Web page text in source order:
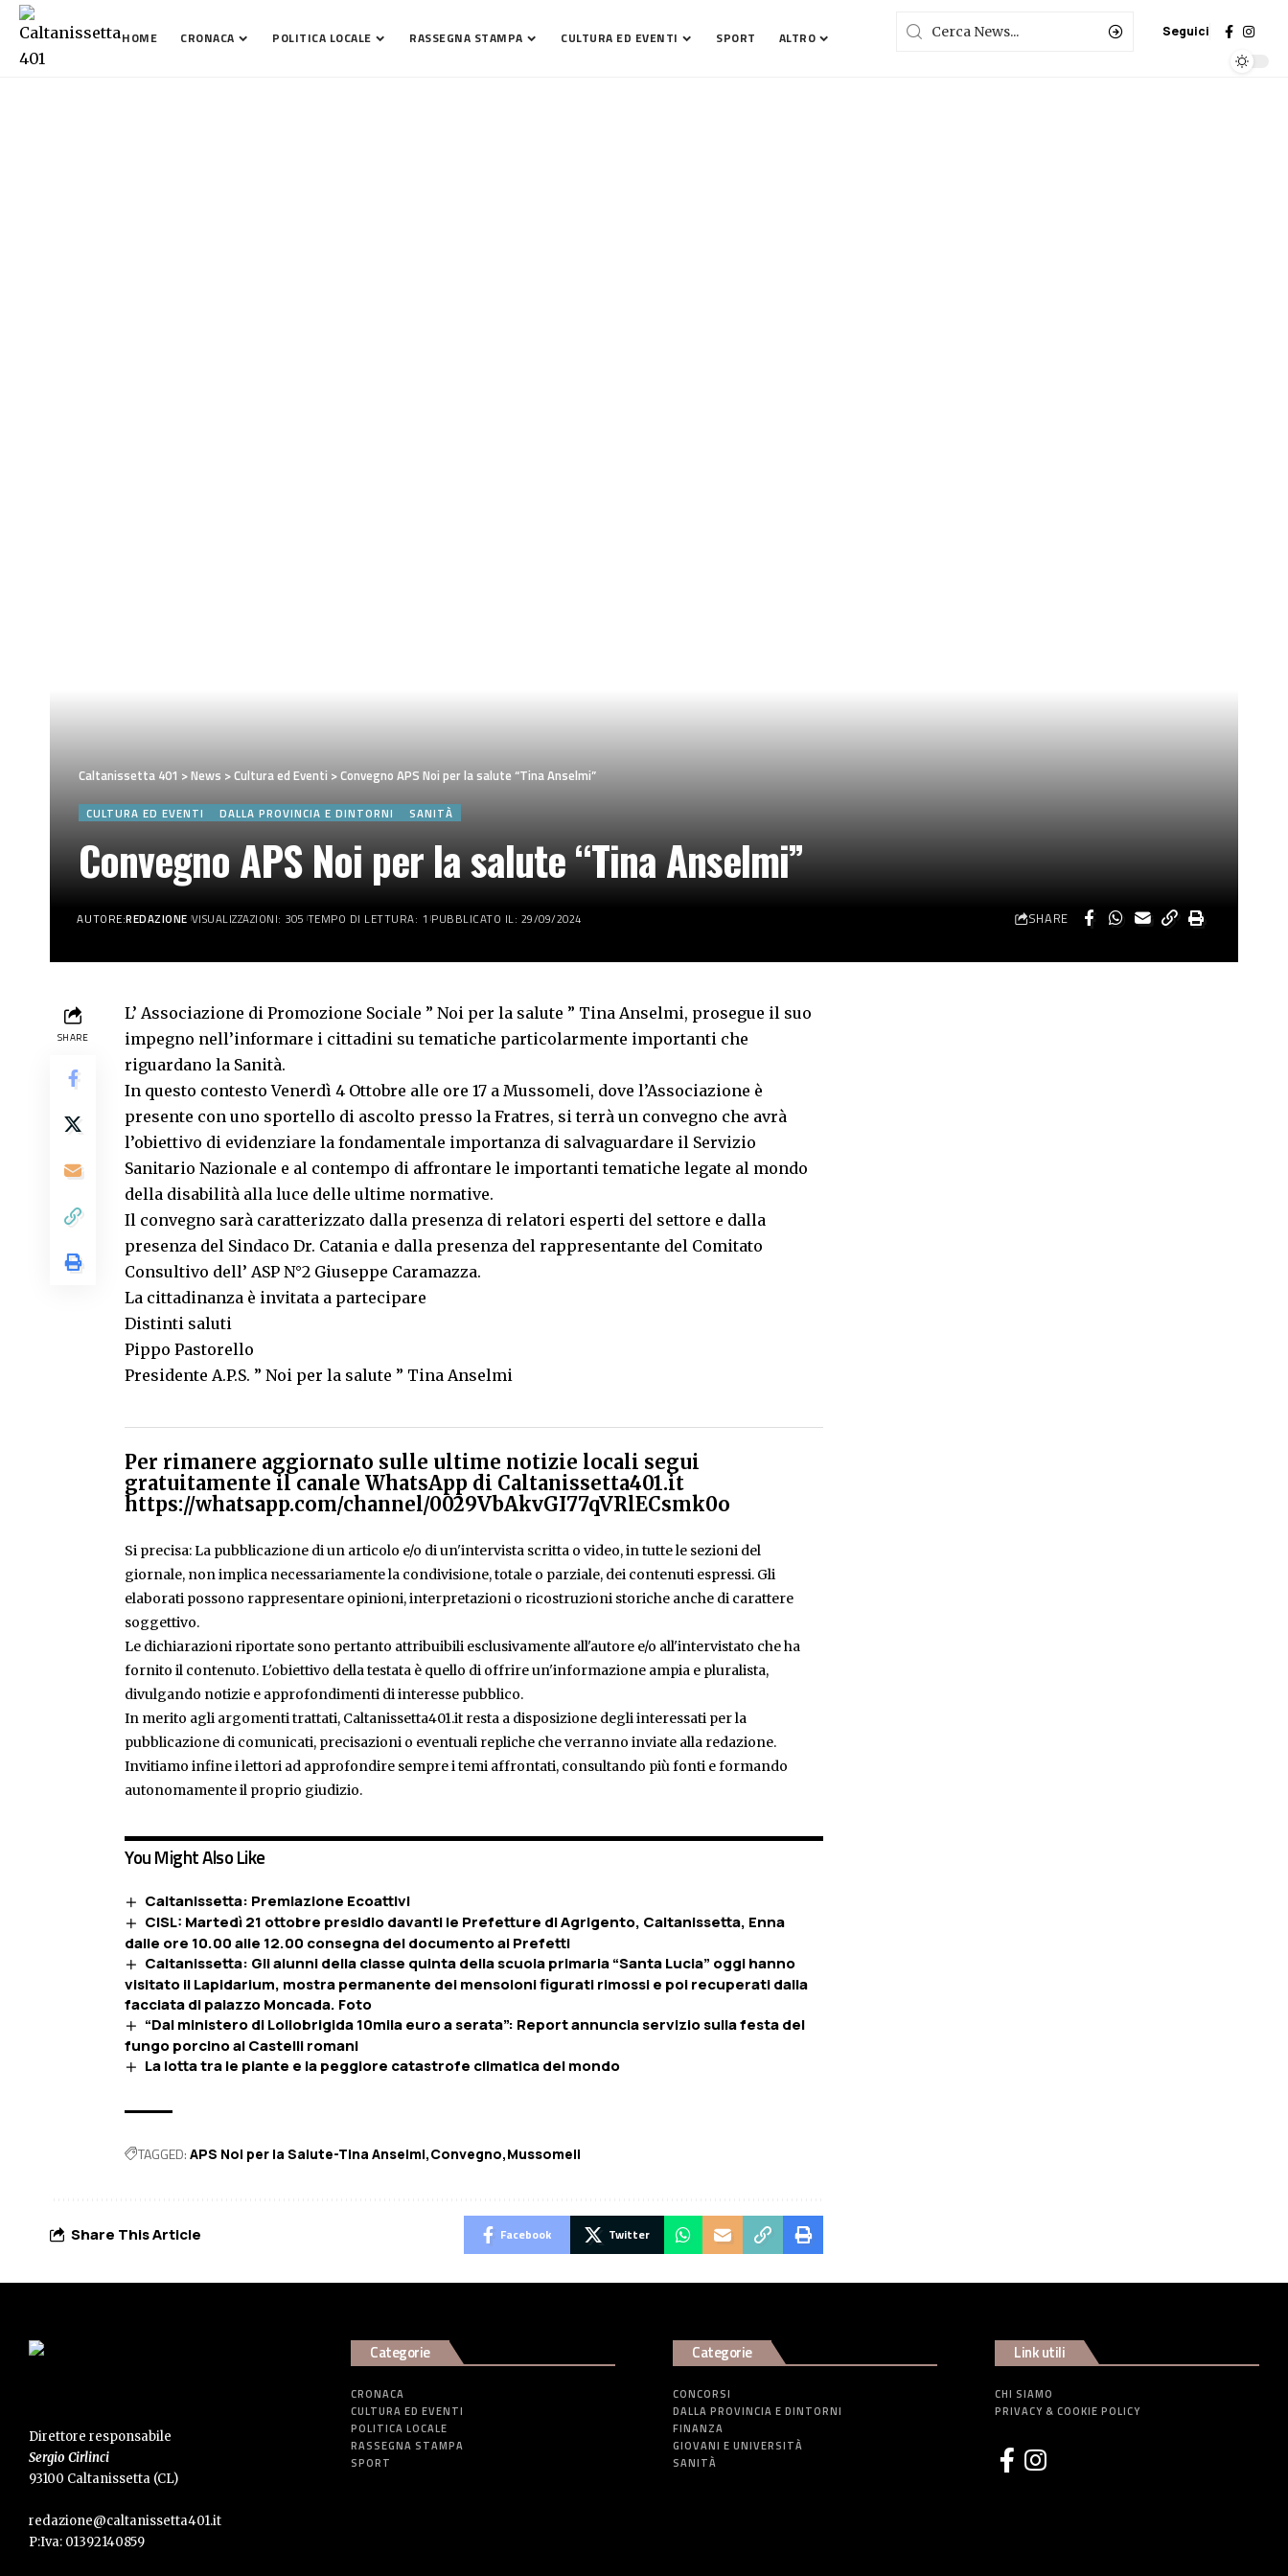
HOME CRONACA POLITICA LOCALE RASSEGNA STAMPA CULTURA ED EVENTI SPORT ALTRO Seguici
Caltanissetta 401 >News >Cultura ed Eventi >Convegno APS Noi per la salute “Tina Anselmi”
CULTURA ED EVENTI DALLA PROVINCIA E DINTORNI SANITÀ
Convegno APS Noi per la salute “Tina Anselmi”
AUTORE:REDAZIONE VISUALIZZAZIONI: 305 TEMPO DI LETTURA: 1 PUBBLICATO IL: 29/09/2024 SHARE
SHARE
L’ Associazione di Promozione Sociale ” Noi per la salute ” Tina Anselmi, prosegue il suo
impegno nell’informare i cittadini su tematiche particolarmente importanti che
riguardano la Sanità.
In questo contesto Venerdì 4 Ottobre alle ore 17 a Mussomeli, dove l’Associazione è
presente con uno sportello di ascolto presso la Fratres, si terrà un convegno che avrà
l’obiettivo di evidenziare la fondamentale importanza di salvaguardare il Servizio
Sanitario Nazionale e al contempo di affrontare le importanti tematiche legate al mondo
della disabilità alla luce delle ultime normative.
Il convegno sarà caratterizzato dalla presenza di relatori esperti del settore e dalla
presenza del Sindaco Dr. Catania e dalla presenza del rappresentante del Comitato
Consultivo dell’ ASP N°2 Giuseppe Caramazza.
La cittadinanza è invitata a partecipare
Distinti saluti
Pippo Pastorello
Presidente A.P.S. ” Noi per la salute ” Tina Anselmi
Per rimanere aggiornato sulle ultime notizie locali segui
gratuitamente il canale WhatsApp di Caltanissetta401.it
https://whatsapp.com/channel/0029VbAkvGI77qVRlECsmk0o
Si precisa: La pubblicazione di un articolo e/o di un'intervista scritta o video, in tutte le sezioni del
giornale, non implica necessariamente la condivisione, totale o parziale, dei contenuti espressi. Gli
elaborati possono rappresentare opinioni, interpretazioni o ricostruzioni storiche anche di carattere
soggettivo.
Le dichiarazioni riportate sono pertanto attribuibili esclusivamente all'autore e/o all'intervistato che ha
fornito il contenuto. L'obiettivo della testata è quello di offrire un'informazione ampia e pluralista,
divulgando notizie e approfondimenti di interesse pubblico.
In merito agli argomenti trattati, Caltanissetta401.it resta a disposizione degli interessati per la
pubblicazione di comunicati, precisazioni o eventuali repliche che verranno inviate alla redazione.
Invitiamo infine i lettori ad approfondire sempre i temi affrontati, consultando più fonti e formando
autonomamente il proprio giudizio.
You Might Also Like
Caltanissetta: Premiazione Ecoattivi
CISL: Martedì 21 ottobre presidio davanti le Prefetture di Agrigento, Caltanissetta, Enna
dalle ore 10.00 alle 12.00 consegna del documento ai Prefetti
Caltanissetta: Gli alunni della classe quinta della scuola primaria “Santa Lucia” oggi hanno
visitato il Lapidarium, mostra permanente dei mensoloni figurati rimossi e poi recuperati dalla
facciata di palazzo Moncada. Foto
“Dal ministero di Lollobrigida 10mila euro a serata”: Report annuncia servizio sulla festa del
fungo porcino ai Castelli romani
La lotta tra le piante e la peggiore catastrofe climatica del mondo
TAGGED: APS Noi per la Salute-Tina Anselmi Convegno Mussomeli
Share This Article Facebook Twitter
Direttore responsabile
Sergio Cirlinci
93100 Caltanissetta (CL)
redazione@caltanissetta401.it
P:Iva: 01392140859
Categorie
CRONACA
CULTURA ED EVENTI
POLITICA LOCALE
RASSEGNA STAMPA
SPORT
Categorie
CONCORSI
DALLA PROVINCIA E DINTORNI
FINANZA
GIOVANI E UNIVERSITÀ
SANITÀ
Link utili
CHI SIAMO
PRIVACY & COOKIE POLICY